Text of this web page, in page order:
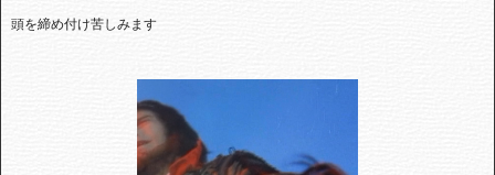
頭を締め付け苦しみます